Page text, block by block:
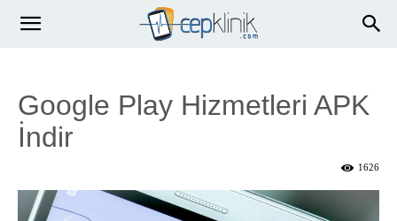
Google Play Hizmetleri APK
İndir
1626